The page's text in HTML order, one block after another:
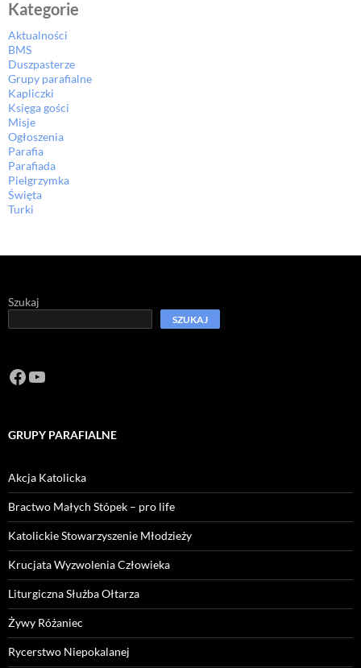
Kategorie
Aktualności
BMS
Duszpasterze
Grupy parafialne
Kapliczki
Księga gości
Misje
Ogłoszenia
Parafia
Parafiada
Pielgrzymka
Święta
Turki
Szukaj
SZUKAJ
Facebook
https://www.youtube.com/channel/
GRUPY PARAFIALNE
Akcja Katolicka
Bractwo Małych Stópek – pro life
Katolickie Stowarzyszenie Młodzieży
Krucjata Wyzwolenia Człowieka
Liturgiczna Służba Ołtarza
Żywy Różaniec
Rycerstwo Niepokalanej